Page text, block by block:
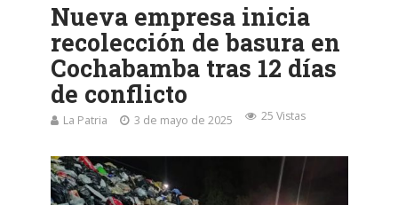
Nueva empresa inicia
recolección de basura en
Cochabamba tras 12 días
de conflicto
La Patria 3 de mayo de 2025 25 Vistas